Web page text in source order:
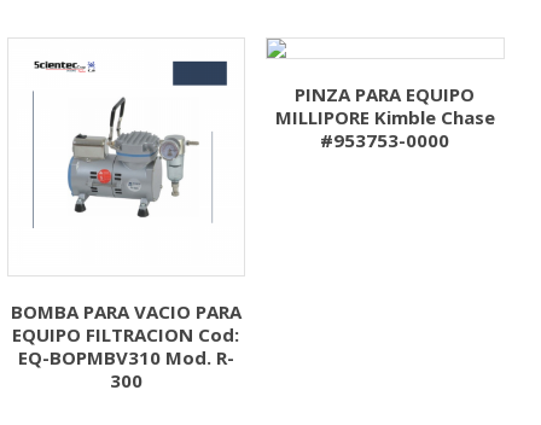
BOMBA PARA VACIO PARA
EQUIPO FILTRACION Cod:
EQ-BOPMBV310 Mod. R-
300
PINZA PARA EQUIPO
MILLIPORE Kimble Chase
#953753-0000